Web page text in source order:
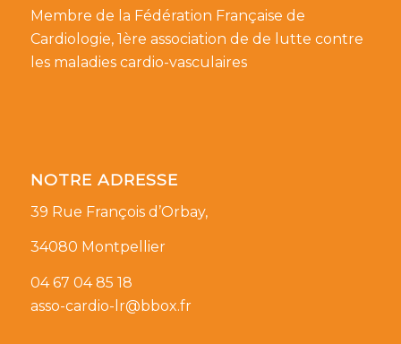
Membre de la Fédération Française de
Cardiologie, 1ère association de de lutte contre
les maladies cardio-vasculaires
NOTRE ADRESSE
39 Rue François d’Orbay,
34080 Montpellier
04 67 04 85 18
asso-cardio-lr@bbox.fr